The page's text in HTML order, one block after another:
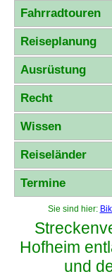
Fahrradtouren
Reiseplanung
Ausrüstung
Recht
Wissen
Reiseländer
Termine
Sie sind hier:
Hofheim
und